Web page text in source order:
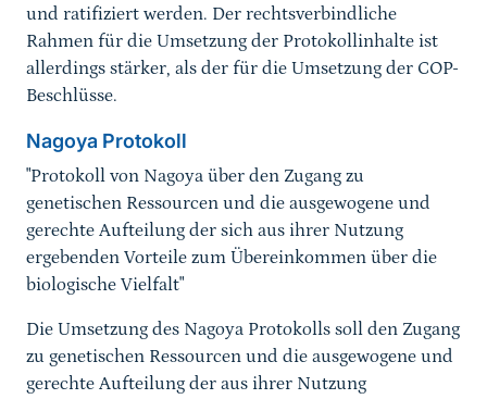
und ratifiziert werden. Der rechtsverbindliche
Rahmen für die Umsetzung der Protokollinhalte ist
allerdings stärker, als der für die Umsetzung der COP-
Beschlüsse.
Nagoya Protokoll
"Protokoll von Nagoya über den Zugang zu
genetischen Ressourcen und die ausgewogene und
gerechte Aufteilung der sich aus ihrer Nutzung
ergebenden Vorteile zum Übereinkommen über die
biologische Vielfalt"
Die Umsetzung des Nagoya Protokolls soll den Zugang
zu genetischen Ressourcen und die ausgewogene und
gerechte Aufteilung der aus ihrer Nutzung